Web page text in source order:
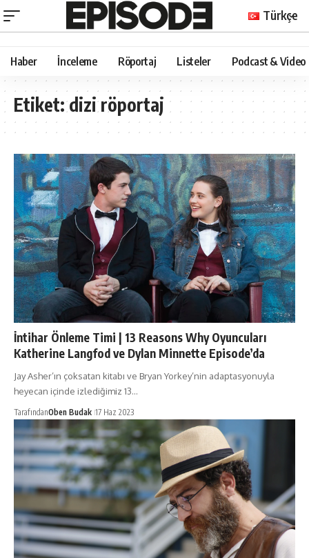
Türkçe
Haber İnceleme Röportaj Listeler Podcast & Video
Etiket:dizi röportaj
İntihar Önleme Timi | 13 Reasons Why Oyuncuları
Katherine Langfod ve Dylan Minnette Episode’da
Jay Asher’ın çoksatan kitabı ve Bryan Yorkey’nin adaptasyonuyla
heyecan içinde izlediğimiz 13…
TarafındanOben Budak 17 Haz 2023